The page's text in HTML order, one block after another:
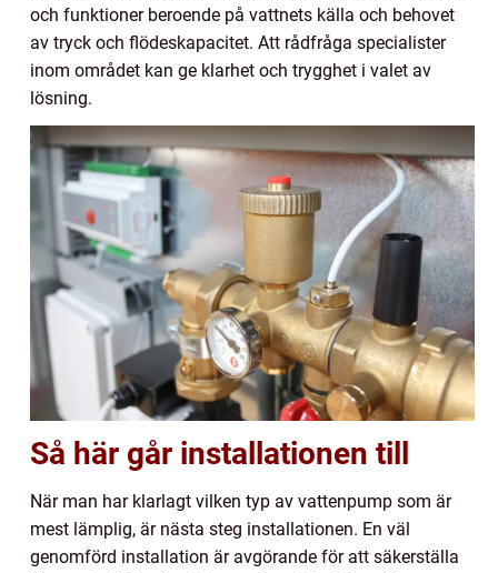
och funktioner beroende på vattnets källa och behovet
av tryck och flödeskapacitet. Att rådfråga specialister
inom området kan ge klarhet och trygghet i valet av
lösning.
Så här går installationen till
När man har klarlagt vilken typ av vattenpump som är
mest lämplig, är nästa steg installationen. En väl
genomförd installation är avgörande för att säkerställa